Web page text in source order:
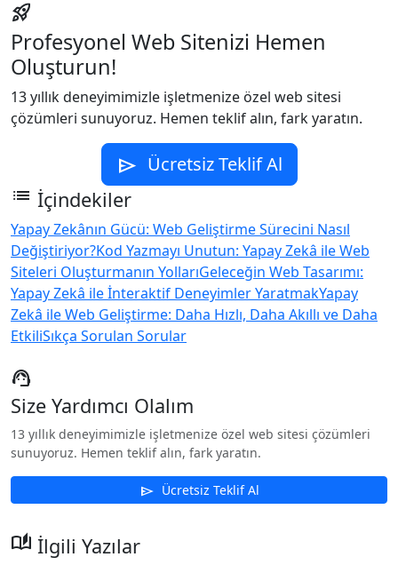
rocket_launch
Profesyonel Web Sitenizi Hemen
Oluşturun!
13 yıllık deneyimimizle işletmenize özel web sitesi
çözümleri sunuyoruz. Hemen teklif alın, fark yaratın.
send Ücretsiz Teklif Al
list İçindekiler
Yapay Zekânın Gücü: Web Geliştirme Sürecini Nasıl
Değiştiriyor?Kod Yazmayı Unutun: Yapay Zekâ ile Web
Siteleri Oluşturmanın YollarıGeleceğin Web Tasarımı:
Yapay Zekâ ile İnteraktif Deneyimler YaratmakYapay
Zekâ ile Web Geliştirme: Daha Hızlı, Daha Akıllı ve Daha
EtkiliSıkça Sorulan Sorular
support_agent
Size Yardımcı Olalım
13 yıllık deneyimimizle işletmenize özel web sitesi çözümleri
sunuyoruz. Hemen teklif alın, fark yaratın.
send Ücretsiz Teklif Al
auto_stories İlgili Yazılar